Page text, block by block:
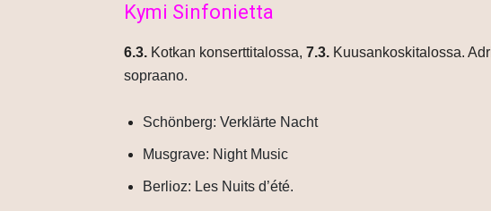
Kymi Sinfonietta
6.3. Kotkan konserttitalossa, 7.3. Kuusankoskitalossa.
sopraano.
Schönberg: Verklärte Nacht
Musgrave: Night Music
Berlioz: Les Nuits d’été.